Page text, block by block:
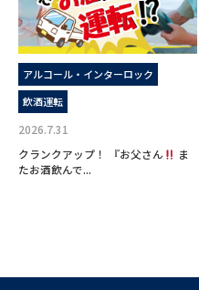
アルコール・インターロック
飲酒運転
2026.7.31
クランクアップ！ 『お父さん
ま
たお酒飲んで...